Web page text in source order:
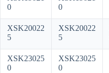
0
0
XSK20022
5
XSK20022
5
XSK23025
0
XSK23025
0